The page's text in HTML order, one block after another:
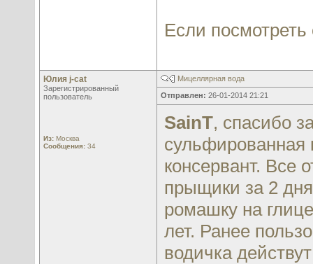
Если посмотреть
Юлия j-cat
Зарегистрированный
пользователь
Из: Москва
Сообщения: 34
Мицеллярная вода
Отправлен: 26-01-2014 21:21
SainT, спасибо
сульфированная
консервант. Все
прыщики за 2
ромашку на
лет. Ранее
водичка